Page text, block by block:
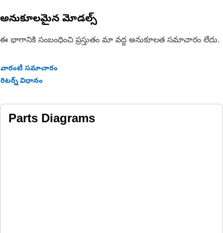
అనుకూలమైన మోడల్స్
ఈ భాగానికి సంబంధించి ప్రస్తుతం మా వద్ద అనుకూలత సమాచారం లేదు.
వారంటీ సమాచారం
రిటర్న్ విధానం
Parts Diagrams